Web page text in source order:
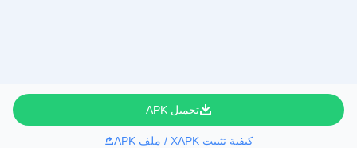
تحميل APK
كيفية تثبيت XAPK / ملف APK